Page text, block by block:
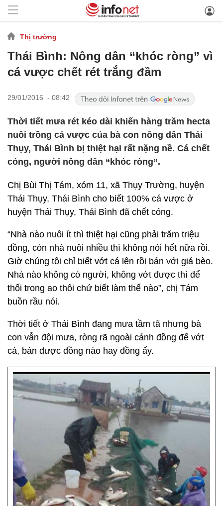
Thị trường
Thái Bình: Nông dân “khóc ròng” vì
cá vược chết rét trắng đầm
29/01/2016 - 08:42
Thời tiết mưa rét kéo dài khiến hàng trăm hecta
nuôi trồng cá vược của bà con nông dân Thái
Thụy, Thái Bình bị thiệt hại rất nặng nề. Cá chết
cóng, người nông dân “khóc ròng”.
Chị Bùi Thị Tám, xóm 11, xã Thụy Trường, huyện
Thái Thụy, Thái Bình cho biết 100% cá vược ở
huyện Thái Thụy, Thái Bình đã chết cóng.
“Nhà nào nuôi ít thì thiệt hại cũng phải trăm triệu
đồng, còn nhà nuôi nhiều thì không nói hết nữa rồi.
Giờ chúng tôi chỉ biết vớt cá lên rồi bán với giá bèo.
Nhà nào không có người, không vớt được thì để
thối trong ao thôi chứ biết làm thế nào”, chị Tám
buồn rầu nói.
Thời tiết ở Thái Bình đang mưa tầm tã nhưng bà
con vẫn đội mưa, ròng rã ngoài cánh đồng để vớt
cá, bán được đồng nào hay đồng ấy.